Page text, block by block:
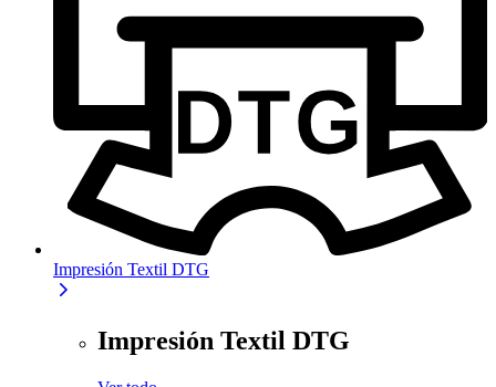
Impresión Textil DTG
Impresión Textil DTG